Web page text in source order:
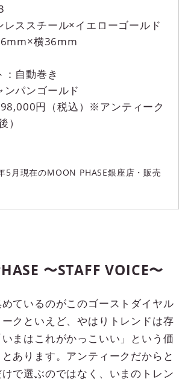
レススチール×イエローゴールド
横36mm
：自動巻き
パンゴールド
円（税込）※アンティーク
）
月現在のMOON PHASE銀座店・販売
〜STAFF VOICE〜
ているのがこのゴーストダイヤル
クといえど、やはりトレンドは存
まはこれがかっこいい」という価
あります。アンティークだからと
で選ぶのではなく、いまのトレン